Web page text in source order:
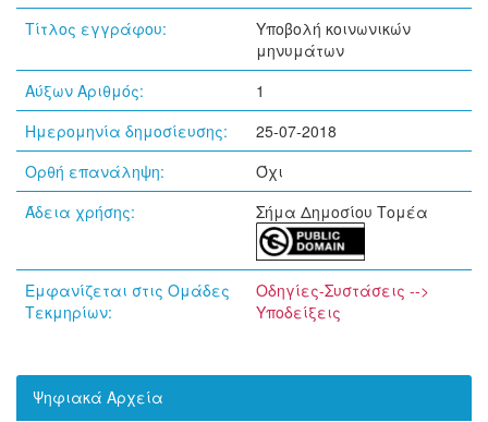
Τίτλος εγγράφου:
Υποβολή κοινωνικών
μηνυμάτων
Αύξων Αριθμός:
1
Ημερομηνία δημοσίευσης:
25-07-2018
Ορθή επανάληψη:
Όχι
Άδεια χρήσης:
Σήμα Δημοσίου Τομέα
Εμφανίζεται στις Ομάδες
Τεκμηρίων:
Οδηγίες-Συστάσεις -->
Υποδείξεις
Ψηφιακά Αρχεία